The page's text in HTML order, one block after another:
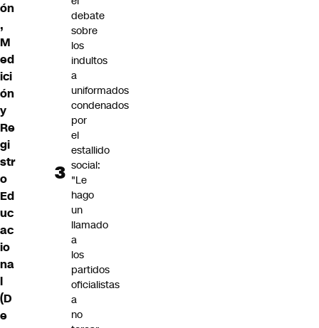
ón
,
M
ed
ici
ón
y
Re
gi
str
o
Ed
uc
ac
io
na
l
(D
e
debate
sobre
los
indultos
a
uniformados
condenados
por
el
estallido
social:
"Le
hago
un
llamado
a
los
partidos
oficialistas
a
no